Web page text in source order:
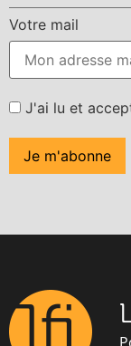
Votre mail
J'ai lu et